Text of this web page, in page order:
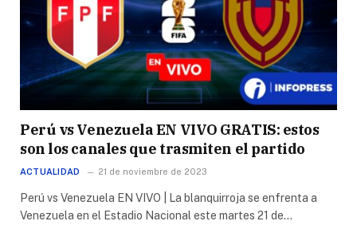
Perú vs Venezuela EN VIVO GRATIS: estos
son los canales que trasmiten el partido
ACTUALIDAD 21 de noviembre de 2023
Perú vs Venezuela EN VIVO | La blanquirroja se enfrenta a
Venezuela en el Estadio Nacional este martes 21 de…